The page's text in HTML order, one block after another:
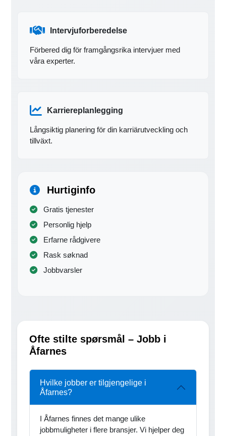
Intervjuforberedelse
Förbered dig för framgångsrika intervjuer med
våra experter.
Karriereplanlegging
Långsiktig planering för din karriärutveckling och
tillväxt.
Hurtiginfo
Gratis tjenester
Personlig hjelp
Erfarne rådgivere
Rask søknad
Jobbvarsler
Ofte stilte spørsmål – Jobb i
Åfarnes
Hvilke jobber er tilgjengelige i
Åfarnes?
I Åfarnes finnes det mange ulike
jobbmuligheter i flere bransjer. Vi hjelper deg